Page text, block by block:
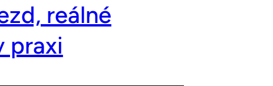
reálné
praxi